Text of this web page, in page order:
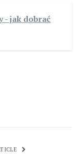
- jak dobrać